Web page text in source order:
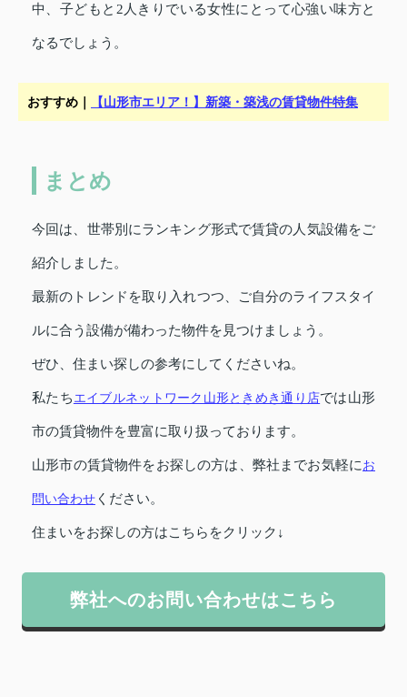
中、子どもと2人きりでいる女性にとって心強い味方と
なるでしょう。
おすすめ｜ 【山形市エリア！】新築・築浅の賃貸物件特集
まとめ
今回は、世帯別にランキング形式で賃貸の人気設備をご
紹介しました。
最新のトレンドを取り入れつつ、ご自分のライフスタイ
ルに合う設備が備わった物件を見つけましょう。
ぜひ、住まい探しの参考にしてくださいね。
私たちエイブルネットワーク山形ときめき通り店では山形
市の賃貸物件を豊富に取り扱っております。
山形市の賃貸物件をお探しの方は、弊社までお気軽にお
問い合わせ ください。
住まいをお探しの方はこちらをクリック↓
弊社へのお問い合わせはこちら